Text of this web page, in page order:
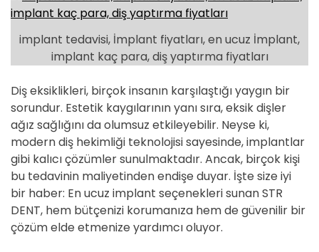
implant tedavisi, İmplant fiyatları, en ucuz İmplant,
implant kaç para, diş yaptırma fiyatları
Diş eksiklikleri, birçok insanın karşılaştığı yaygın bir
sorundur. Estetik kaygılarının yanı sıra, eksik dişler
ağız sağlığını da olumsuz etkileyebilir. Neyse ki,
modern diş hekimliği teknolojisi sayesinde, implantlar
gibi kalıcı çözümler sunulmaktadır. Ancak, birçok kişi
bu tedavinin maliyetinden endişe duyar. İşte size iyi
bir haber: En ucuz implant seçenekleri sunan STR
DENT, hem bütçenizi korumanıza hem de güvenilir bir
çözüm elde etmenize yardımcı oluyor.